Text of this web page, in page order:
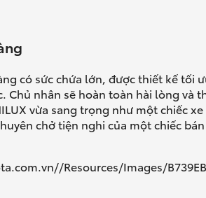
có sức chứa lớn, được thiết kế tối
Chủ nhân sẽ hoàn toàn hài lòng và
vừa sang trọng như một chiếc
chở tiện nghi của một chiếc